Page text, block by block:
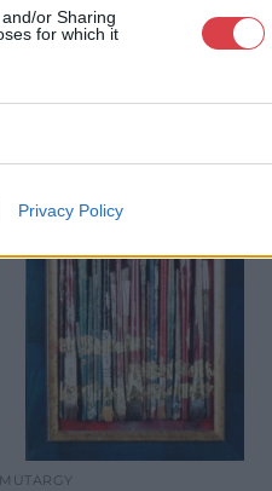
or Sharing
for which it
Privacy Policy